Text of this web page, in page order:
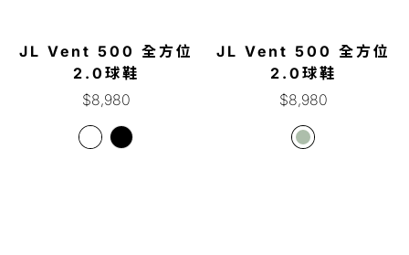
JL Vent 500 全方位
2.0球鞋
正
價
$8,980
JL Vent 500 全方位
2.0球鞋
正
價
$8,980